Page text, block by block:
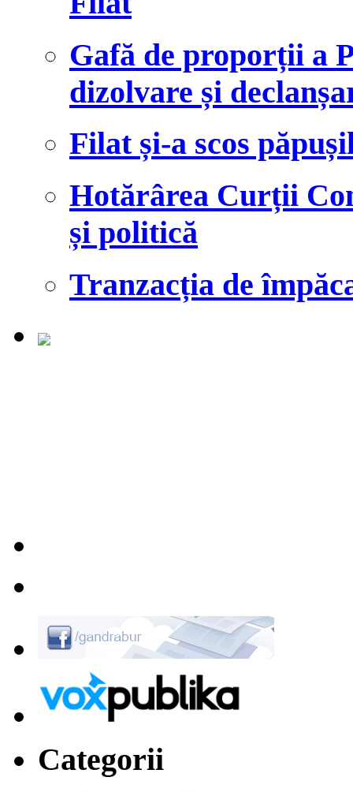
Gafă de proporții a
dizolvare și
Filat și-a scos
Hotărârea Curții
și politică
Tranzacția de
Categorii